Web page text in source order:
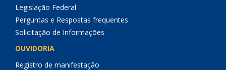
Legislação Federal
Perguntas e Respostas frequentes
Solicitação de Informações
OUVIDORIA
Registro de manifestação